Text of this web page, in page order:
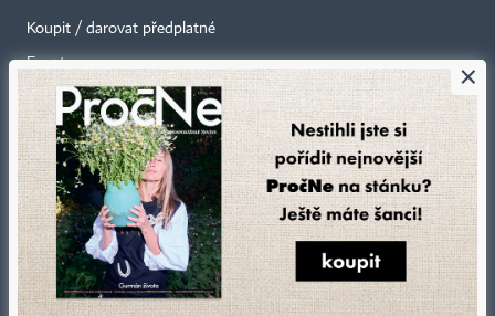
Koupit / darovat předplatné
Eventy
Newslettery
RSS kanály
Autorská práva vykonává vydavatel. Bez písemného svolení vydavatele je
zakázáno jakékoli užití částí nebo celku díla, zejména rozmnožování a šíření
jakýmkoli způsobem, mechanickým nebo elektronickým, v českém nebo
jiném jazyce. Bez souhlasu vydavatele je zakázáno též rozmnožování
obsahu pro účely automatizované analýzy textů nebo dat
podle ustanovení § 39c autorského zákona.
×